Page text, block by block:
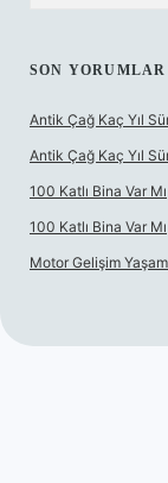
SON YORUMLAR
Antik Çağ Kaç Yıl
Antik Çağ Kaç Yıl
100 Katlı Bina Var Mı
100 Katlı Bina Var Mı
Motor Gelişim